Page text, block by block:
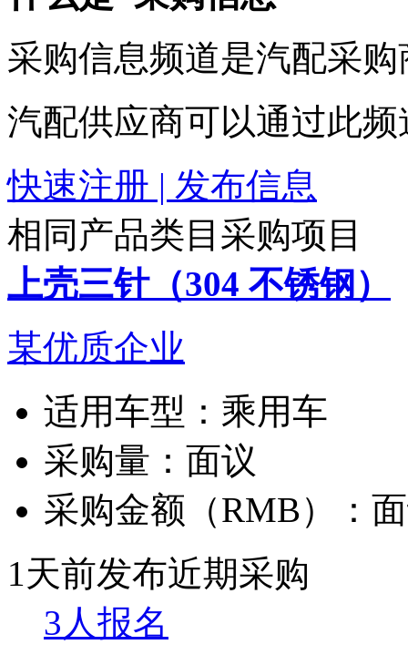
采购信息频道是汽配采
汽配供应商可以通过此
快速注册 | 发布信息
相同产品类目采购项目
上壳三针（304 不锈钢）
某优质企业
适用车型： 乘用车
采购量： 面议
采购金额（RMB）：
1天前发布近期采购
3人报名